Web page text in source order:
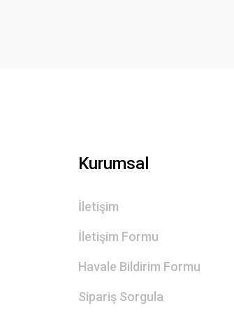
Kurumsal
İletişim
İletişim Formu
Havale Bildirim Formu
Sipariş Sorgula